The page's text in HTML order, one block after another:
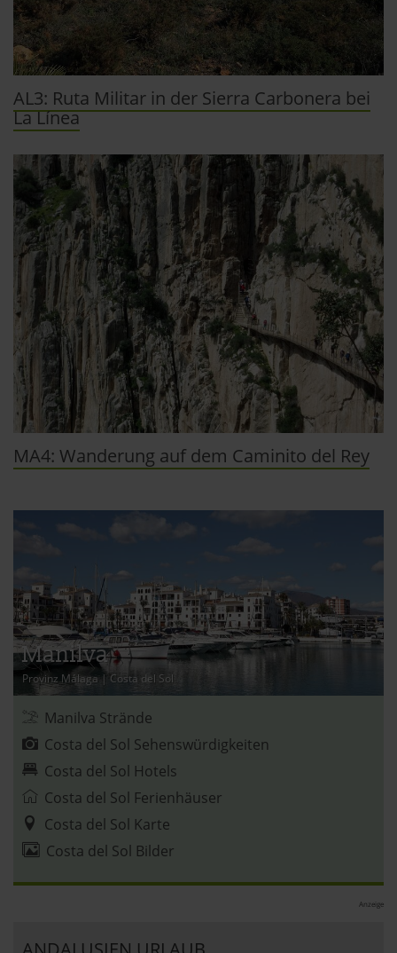
AL3: Ruta Militar in der Sierra Carbonera bei
La Línea
MA4: Wanderung auf dem Caminito del Rey
Manilva
Provinz Málaga| Costa del Sol
Manilva Strände
Costa del Sol Sehenswürdigkeiten
Costa del Sol Hotels
Costa del Sol Ferienhäuser
Costa del Sol Karte
Costa del Sol Bilder
Anzeige